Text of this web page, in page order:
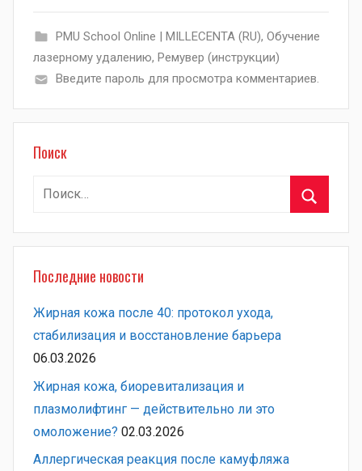
PMU School Online | MILLECENTA (RU), Обучение
лазерному удалению, Ремувер (инструкции)
Введите пароль для просмотра комментариев.
Поиск
Найти:
Последние новости
Жирная кожа после 40: протокол ухода,
стабилизация и восстановление барьера
06.03.2026
Жирная кожа, биоревитализация и
плазмолифтинг — действительно ли это
омоложение? 02.03.2026
Аллергическая реакция после камуфляжа